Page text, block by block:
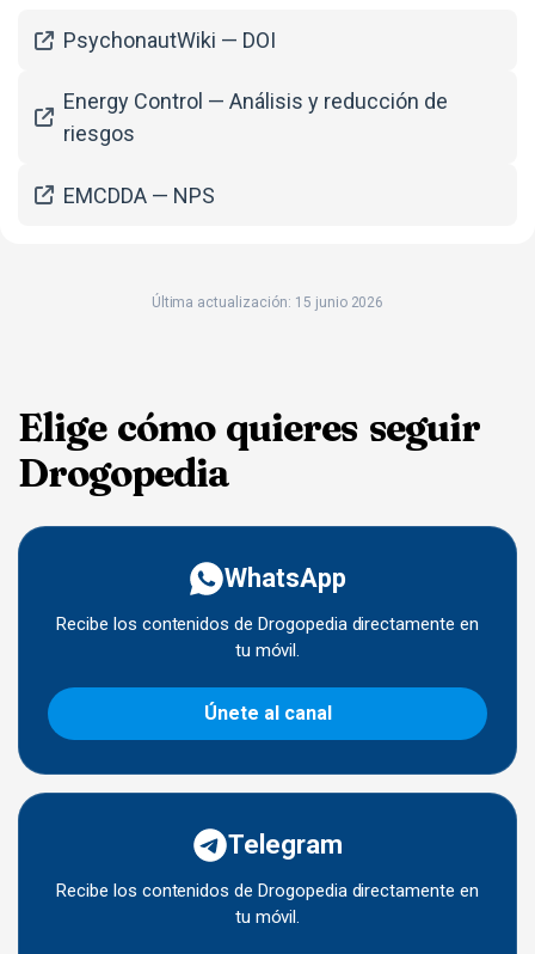
PsychonautWiki — DOI
Energy Control — Análisis y reducción de
riesgos
EMCDDA — NPS
Última actualización: 15 junio 2026
Elige cómo quieres seguir
Drogopedia
WhatsApp
Recibe los contenidos de Drogopedia directamente en
tu móvil.
Únete al canal
Telegram
Recibe los contenidos de Drogopedia directamente en
tu móvil.